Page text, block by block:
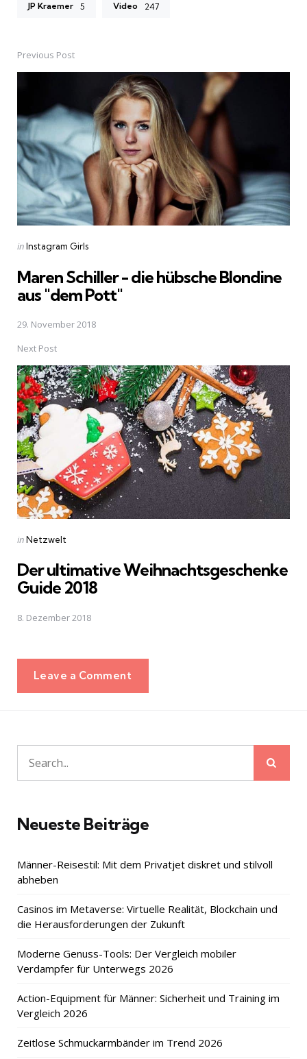
JP Kraemer 5 Video 247
PostPrevious Post
Posted
inInstagram Girls
Maren Schiller - die hübsche Blondine
aus "dem Pott"
29. November 2018
Next Post
Posted
inNetzwelt
Der ultimative Weihnachtsgeschenke
Guide 2018
8. Dezember 2018
Leave a Comment
Search
for:
Neueste Beiträge
Männer-Reisestil: Mit dem Privatjet diskret und stilvoll
abheben
Casinos im Metaverse: Virtuelle Realität, Blockchain und
die Herausforderungen der Zukunft
Moderne Genuss-Tools: Der Vergleich mobiler
Verdampfer für Unterwegs 2026
Action-Equipment für Männer: Sicherheit und Training im
Vergleich 2026
Zeitlose Schmuckarmbänder im Trend 2026